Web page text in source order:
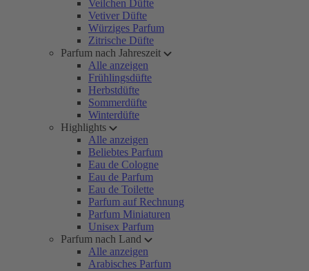
Veilchen Düfte
Vetiver Düfte
Würziges Parfum
Zitrische Düfte
Parfum nach Jahreszeit
Alle anzeigen
Frühlingsdüfte
Herbstdüfte
Sommerdüfte
Winterdüfte
Highlights
Alle anzeigen
Beliebtes Parfum
Eau de Cologne
Eau de Parfum
Eau de Toilette
Parfum auf Rechnung
Parfum Miniaturen
Unisex Parfum
Parfum nach Land
Alle anzeigen
Arabisches Parfum